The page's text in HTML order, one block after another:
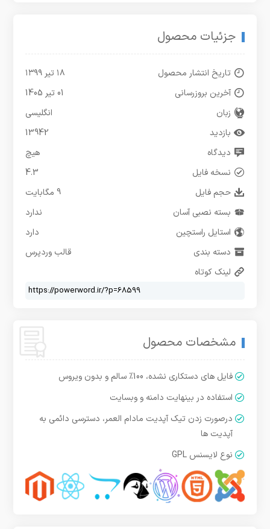
جزئیات محصول
تاریخ انتشار محصول
۱۸ تیر ۱۳۹۹
آخرین بروزرسانی
01 تیر 1405
زبان
انگلیسی
بازدید
13942
دیدگاه
هیچ
نسخه فایل
4.3
حجم فایل
9 مگابایت
بسته نصبی آسان
ندارد
استایل راستچین
دارد
دسته بندی
قالب وردپرس
لینک کوتاه
مشخصات محصول
فایل های دستکاری نشده، 100% سالم و بدون ویروس
استفاده در بینهایت دامنه و وبسایت
درصورت زدن تیک آپدیت مادام العمر، دسترسی دائمی به
آپدیت ها
نوع لایسنس GPL